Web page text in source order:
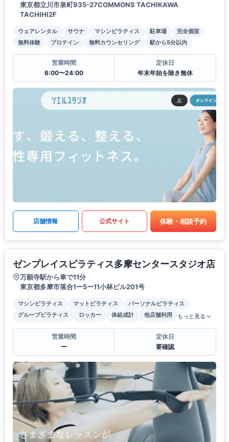
東京都立川市泉町935-27COMMONS TACHIKAWA
TACHIHI2F
ウェアレンタル サウナ マシンピラティス 駐車場
完全個室
無料体験
プロテイン 無料カウンセリング 駅から5分以内
営業時間
6:00〜24:00
定休日
年末年始を除き無休
店舗情報 公式サイト 体験・相談予約
ゼンプレイスピラティス多摩センタースタジオ店
万願寺駅から車で11分
東京都多摩市落合1ー5ー11小林ビル201号
マシンピラティス マットピラティス
パーソナルピラティス
グループピラティス
ロッカー 体組成計 他店舗利用 もっと見る
営業時間
ー
定休日
要確認